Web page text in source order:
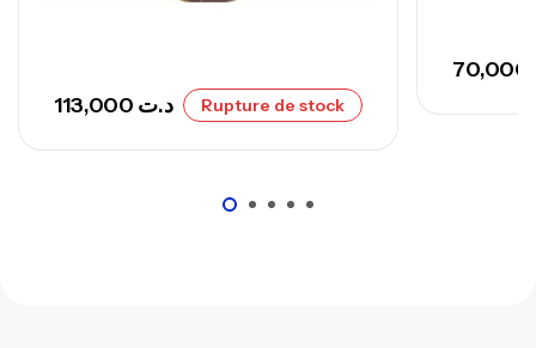
د.ت Rupture de stock